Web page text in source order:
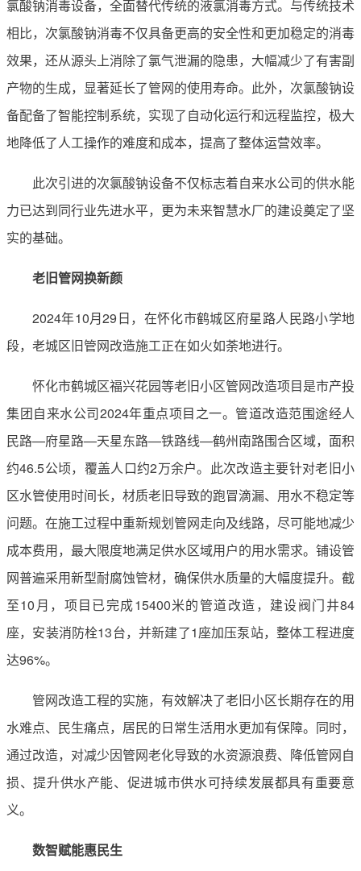
氯酸钠消毒设备，全面替代传统的液氯消毒方式。与传统技术
相比，次氯酸钠消毒不仅具备更高的安全性和更加稳定的消毒
效果，还从源头上消除了氯气泄漏的隐患，大幅减少了有害副
产物的生成，显著延长了管网的使用寿命。此外，次氯酸钠设
备配备了智能控制系统，实现了自动化运行和远程监控，极大
地降低了人工操作的难度和成本，提高了整体运营效率。
此次引进的次氯酸钠设备不仅标志着自来水公司的供水能
力已达到同行业先进水平，更为未来智慧水厂的建设奠定了坚
实的基础。
老旧管网换新颜
2024年10月29日，在怀化市鹤城区府星路人民路小学地
段，老城区旧管网改造施工正在如火如荼地进行。
怀化市鹤城区福兴花园等老旧小区管网改造项目是市产投
集团自来水公司2024年重点项目之一。管道改造范围途经人
民路—府星路—天星东路—铁路线—鹤州南路围合区域，面积
约46.5公顷，覆盖人口约2万余户。此次改造主要针对老旧小
区水管使用时间长，材质老旧导致的跑冒滴漏、用水不稳定等
问题。在施工过程中重新规划管网走向及线路，尽可能地减少
成本费用，最大限度地满足供水区域用户的用水需求。铺设管
网普遍采用新型耐腐蚀管材，确保供水质量的大幅度提升。截
至10月，项目已完成15400米的管道改造，建设阀门井84
座，安装消防栓13台，并新建了1座加压泵站，整体工程进度
达96%。
管网改造工程的实施，有效解决了老旧小区长期存在的用
水难点、民生痛点，居民的日常生活用水更加有保障。同时，
通过改造，对减少因管网老化导致的水资源浪费、降低管网自
损、提升供水产能、促进城市供水可持续发展都具有重要意
义。
数智赋能惠民生